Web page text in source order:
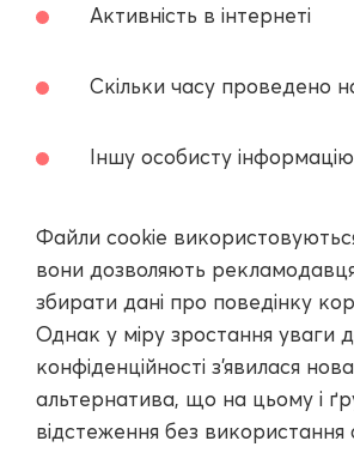
Активність в інтернеті
Скільки часу проведено
Іншу особисту інформацію
Файли cookie
вони дозволяють
збирати дані про поведінку
Однак у міру зростання уваги
конфіденційності з'явилася нова
альтернатива, що на цьому і
відстеження без використання